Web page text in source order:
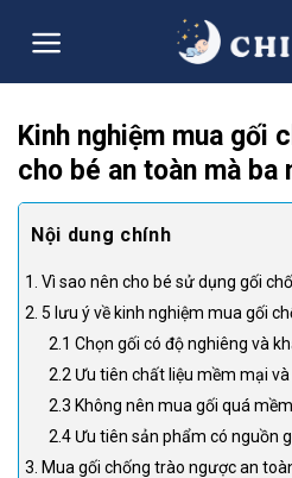
Kinh nghiệm mua gối
cho bé an toàn mà ba
1. Vì sao nên cho bé sử dụng gối
2. 5 lưu ý về kinh nghiệm mua gối
2.1 Chọn gối có độ nghiêng và
2.2 Ưu tiên chất liệu mềm mại
2.3 Không nên mua gối quá
2.4 Ưu tiên sản phẩm có nguồn
3. Mua gối chống trào ngược an